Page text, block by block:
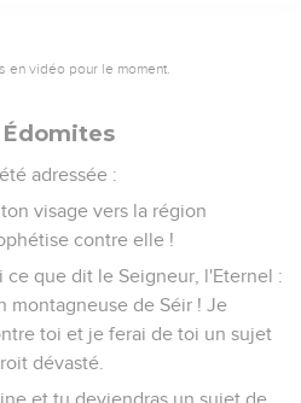
en vidéo pour le moment.
Édomites
adressée :
visage vers la région
contre elle !
ce que dit le Seigneur, l'Eternel :
montagneuse de Séir ! Je
toi et je ferai de toi un sujet
dévasté.
et tu deviendras un sujet de